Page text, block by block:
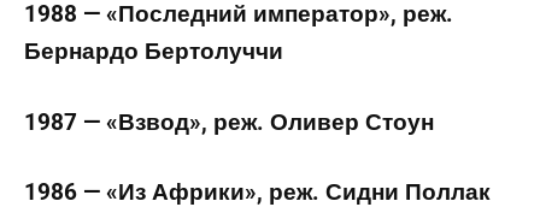
1988 — «Последний император», реж.
Бернардо Бертолуччи
1987 — «Взвод», реж. Оливер Стоун
1986 — «Из Африки», реж. Сидни Поллак